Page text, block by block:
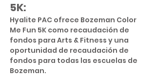
5K:
Hyalite PAC ofrece Bozeman Color
Me Fun 5K como recaudación de
fondos para Arts & Fitness y una
oportunidad de recaudación de
fondos para todas las escuelas de
Bozeman.